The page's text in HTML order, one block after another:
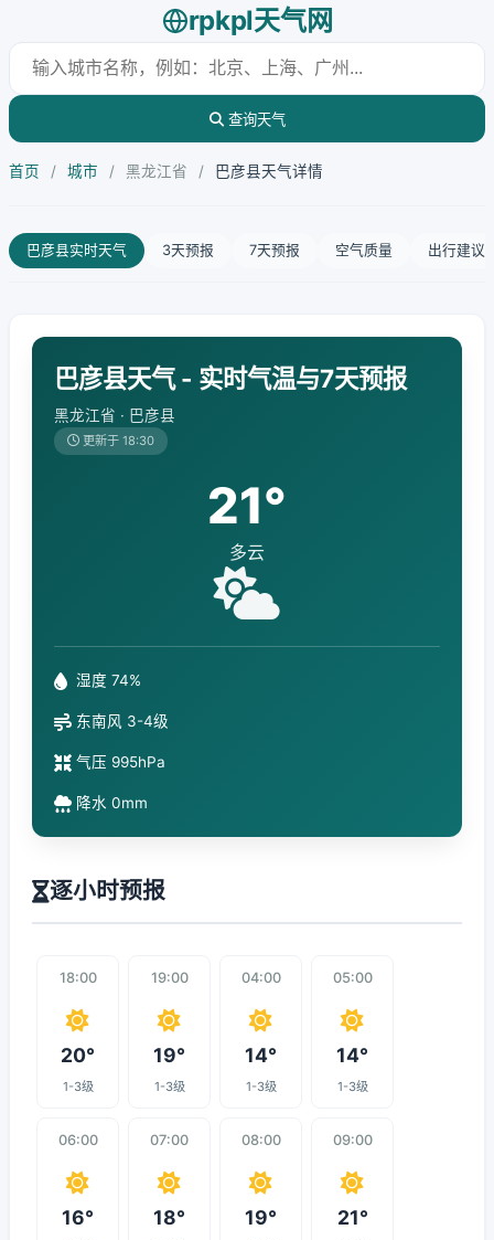
rpkpl天气网
查询天气
首页 / 城市 / 黑龙江省 / 巴彦县天气详情
巴彦县实时天气 3天预报 7天预报 空气质量 出行建议
巴彦县天气 - 实时气温与7天预报
黑龙江省 · 巴彦县
更新于 18:30
21°
多云
湿度 74%
东南风 3-4级
气压 995hPa
降水 0mm
逐小时预报
18:00
20°
1-3级
19:00
19°
1-3级
04:00
14°
1-3级
05:00
14°
1-3级
06:00
16°
07:00
18°
08:00
19°
09:00
21°